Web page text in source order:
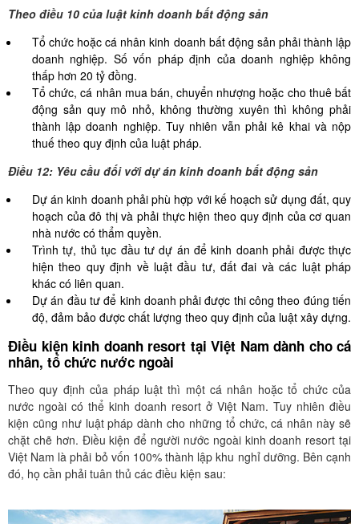
Theo điều 10 của luật kinh doanh bất động sản
Tổ chức hoặc cá nhân kinh doanh bất động sản phải thành lập
doanh nghiệp. Số vốn pháp định của doanh nghiệp không
thấp hơn 20 tỷ đồng.
Tổ chức, cá nhân mua bán, chuyển nhượng hoặc cho thuê bất
động sản quy mô nhỏ, không thường xuyên thì không phải
thành lập doanh nghiệp. Tuy nhiên vẫn phải kê khai và nộp
thuế theo quy định của luật pháp.
Điều 12: Yêu cầu đối với dự án kinh doanh bất động sản
Dự án kinh doanh phải phù hợp với kế hoạch sử dụng đất, quy
hoạch của đô thị và phải thực hiện theo quy định của cơ quan
nhà nước có thẩm quyền.
Trình tự, thủ tục đầu tư dự án để kinh doanh phải được thực
hiện theo quy định về luật đầu tư, đất đai và các luật pháp
khác có liên quan.
Dự án đầu tư để kinh doanh phải được thi công theo đúng tiến
độ, đảm bảo được chất lượng theo quy định của luật xây dựng.
Điều kiện kinh doanh resort tại Việt Nam dành cho cá
nhân, tổ chức nước ngoài
Theo quy định của pháp luật thì một cá nhân hoặc tổ chức của
nước ngoài có thể kinh doanh resort ở Việt Nam. Tuy nhiên điều
kiện cũng như luật pháp dành cho những tổ chức, cá nhân này sẽ
chặt chẽ hơn. Điều kiện để người nước ngoài kinh doanh resort tại
Việt Nam là phải bỏ vốn 100% thành lập khu nghỉ dưỡng. Bên cạnh
đó, họ cần phải tuân thủ các điều kiện sau: